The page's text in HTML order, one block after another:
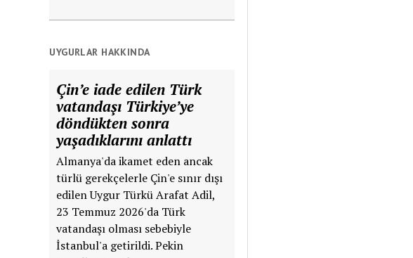
UYGURLAR HAKKINDA
Çin’e iade edilen Türk
vatandaşı Türkiye’ye
döndükten sonra
yaşadıklarını anlattı
Almanya'da ikamet eden ancak
türlü gerekçelerle Çin'e sınır dışı
edilen Uygur Türkü Arafat Adil,
23 Temmuz 2026'da Türk
vatandaşı olması sebebiyle
İstanbul'a getirildi. Pekin